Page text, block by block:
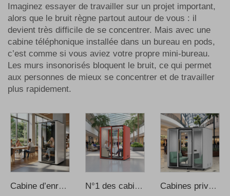
Imaginez essayer de travailler sur un projet important,
alors que le bruit règne partout autour de vous : il
devient très difficile de se concentrer. Mais avec une
cabine téléphonique installée dans un bureau en pods,
c’est comme si vous aviez votre propre mini-bureau.
Les murs insonorisés bloquent le bruit, ce qui permet
aux personnes de mieux se concentrer et de travailler
plus rapidement.
Cabine d’enregistrement professionnelle individuelle, design moderne avec structure en acier, utilisable au bureau, à domicile, en extérieur, à l’école ou dans un appartement, espace intelligent d’apprentissage N°1 des cabines de bureau modernes : cabine insonorisée avec isolation thermique et acoustique, adaptée au bureau à domicile et aux immeubles de bureaux – conception modulaire, prix de gros Cabines privées et silencieuses pour bureau, cabines téléphoniques insonorisées, cabines de réunion insonorisées pour bureau, cabine téléphonique, cabine d’enregistrement pour bureau, cabine musicale